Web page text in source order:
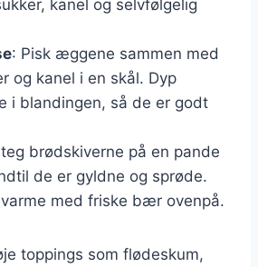
kanel og selvfølgelig
: Pisk æggene sammen med
og kanel i en skål. Dyp
i blandingen, så de er godt
brødskiverne på en pande
de er gyldne og sprøde.
med friske bær ovenpå.
toppings som flødeskum,